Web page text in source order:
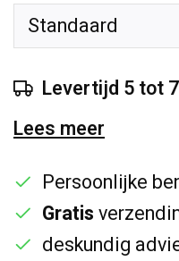
Standaard
Levertijd 5 tot
Lees meer
Persoonlijke
Gratis
deskundig